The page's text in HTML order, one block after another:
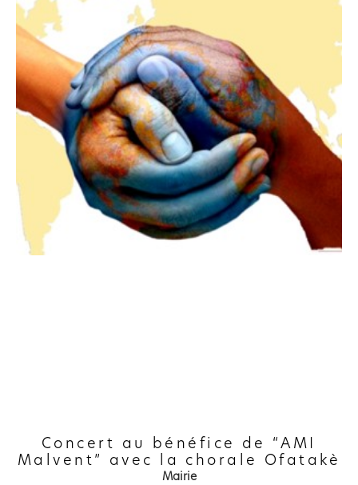
Concert au bénéfice de “AMI
Malvent” avec la chorale Ofatakè
Mairie